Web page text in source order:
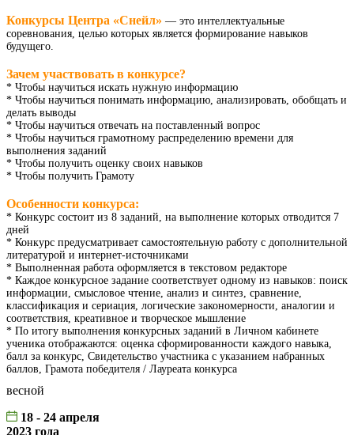
Конкурсы Центра «Снейл» — это интеллектуальные
соревнования, целью которых является формирование навыков
будущего.
Зачем участвовать в конкурсе?
* Чтобы научиться искать нужную информацию
* Чтобы научиться понимать информацию, анализировать, обобщать и
делать выводы
* Чтобы научиться отвечать на поставленный вопрос
* Чтобы научиться грамотному распределению времени для
выполнения заданий
* Чтобы получить оценку своих навыков
* Чтобы получить Грамоту
Особенности конкурса:
* Конкурс состоит из 8 заданий, на выполнение которых отводится 7
дней
* Конкурс предусматривает самостоятельную работу с дополнительной
литературой и интернет-источниками
* Выполненная работа оформляется в текстовом редакторе
* Каждое конкурсное задание соответствует одному из навыков: поиск
информации, смысловое чтение, анализ и синтез, сравнение,
классификация и сериация, логические закономерности, аналогии и
соответствия, креативное и творческое мышление
* По итогу выполнения конкурсных заданий в Личном кабинете
ученика отображаются: оценка сформированности каждого навыка,
балл за конкурс, Свидетельство участника с указанием набранных
баллов, Грамота победителя / Лауреата конкурса
весной
18 - 24 апреля
2023 года